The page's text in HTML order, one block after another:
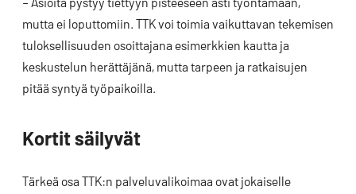
mutta ei loputtomiin. TTK voi toimia vaikuttavan tekemisen
tuloksellisuuden osoittajana esimerkkien kautta ja
keskustelun herättäjänä, mutta tarpeen ja ratkaisujen
pitää syntyä työpaikoilla.
Kortit säilyvät
Tärkeä osa TTK:n palveluvalikoimaa ovat jokaiselle